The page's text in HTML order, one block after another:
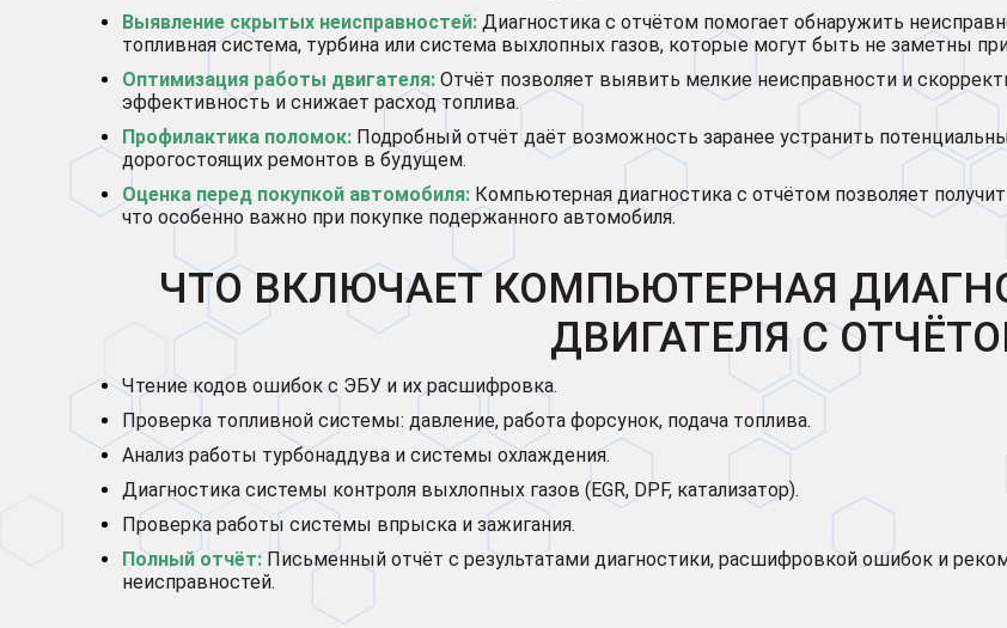
Выявление скрытых неисправностей: Диагностика с отчётом помогает обнаружить
топливная система, турбина или система выхлопных газов, которые могут быть не заметны
Оптимизация работы двигателя: Отчёт позволяет выявить мелкие неисправности и
эффективность и снижает расход топлива.
Профилактика поломок: Подробный отчёт даёт возможность заранее устранить
дорогостоящих ремонтов в будущем.
Оценка перед покупкой автомобиля: Компьютерная диагностика с отчётом позволяет
что особенно важно при покупке подержанного автомобиля.
ЧТО ВКЛЮЧАЕТ КОМПЬЮТЕРНАЯ
ДВИГАТЕЛЯ С
Чтение кодов ошибок с ЭБУ и их расшифровка.
Проверка топливной системы: давление, работа форсунок, подача топлива.
Анализ работы турбонаддува и системы охлаждения.
Диагностика системы контроля выхлопных газов (EGR, DPF, катализатор).
Проверка работы системы впрыска и зажигания.
Полный отчёт: Письменный отчёт с результатами диагностики, расшифровкой ошибок и
неисправностей.